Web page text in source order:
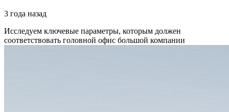
3 года назад
Исследуем ключевые параметры, которым должен
соответствовать головной офис большой компании